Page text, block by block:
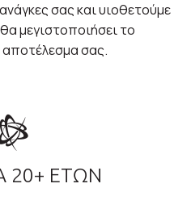
σας και υιοθετούμε
μεγιστοποιήσει το
σας.
20+ ΕΤΩΝ